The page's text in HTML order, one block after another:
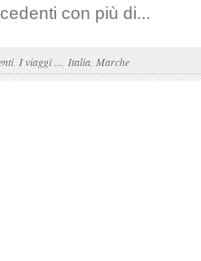
con più di...
, I viaggi ... Italia Marche